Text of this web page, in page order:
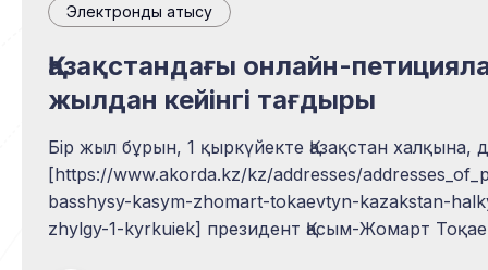
Электрондық қатысу
Қазақстандағы онлайн-
жылдан кейінгі тағдыры
Бір жыл бұрын, 1 қыркүйекте Қазақстан халқына,
[https://www.akorda.kz/kz/addresses/
basshysy-kasym-zhomart-tokaevtyn-kazakstan-
zhylgy-1-kyrkuiek] президент Қасым-Жомарт Тоқаев азаматтардың